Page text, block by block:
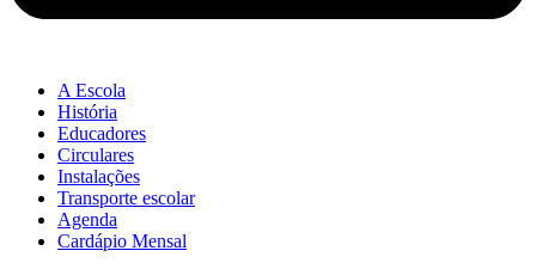
A Escola
História
Educadores
Circulares
Instalações
Transporte escolar
Agenda
Cardápio Mensal